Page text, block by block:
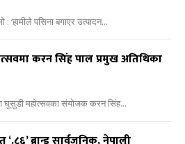
पसिना बगाएर उत्पादन...
करन सिंह पाल प्रमुख अतिथिका
घुसुडी महोत्सवका संयोजक करन सिंह...